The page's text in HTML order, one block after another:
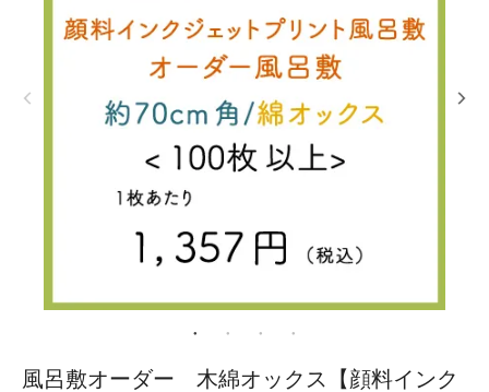
風呂敷オーダー 木綿オックス【顔料インク